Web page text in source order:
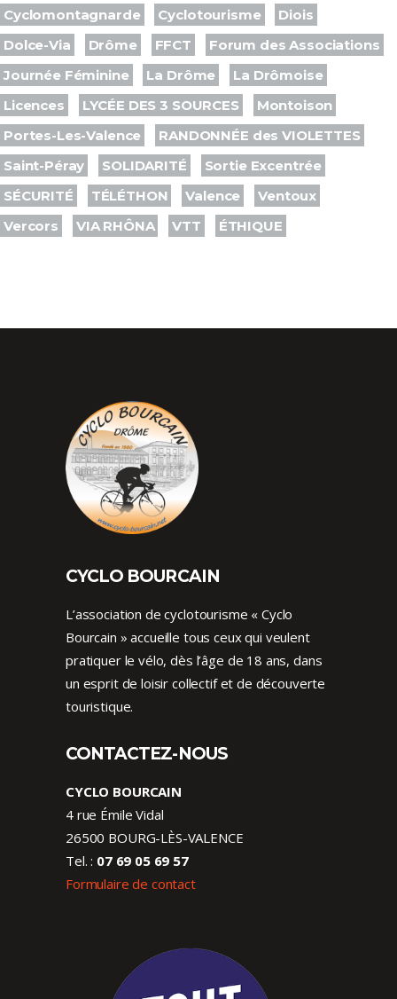
Cyclomontagnarde
Cyclotourisme
Diois
Dolce-Via
Drôme FFCT
Forum des Associations
Journée Féminine
La Drôme
La Drômoise
Licences
LYCÉE DES 3 SOURCES
Montoison
Portes-Les-Valence
RANDONNÉE des VIOLETTES
Saint-Péray
SOLIDARITÉ
Sortie Excentrée
SÉCURITÉ
TÉLÉTHON Valence
Ventoux
Vercors
VIA RHÔNA VTT ÉTHIQUE
CYCLO BOURCAIN
L’association de cyclotourisme « Cyclo
Bourcain » accueille tous ceux qui veulent
pratiquer le vélo, dès l’âge de 18 ans, dans
un esprit de loisir collectif et de découverte
touristique.
CONTACTEZ-NOUS
CYCLO BOURCAIN
4 rue Émile Vidal
26500 BOURG-LÈS-VALENCE
Tel. : 07 69 05 69 57
Formulaire de contact